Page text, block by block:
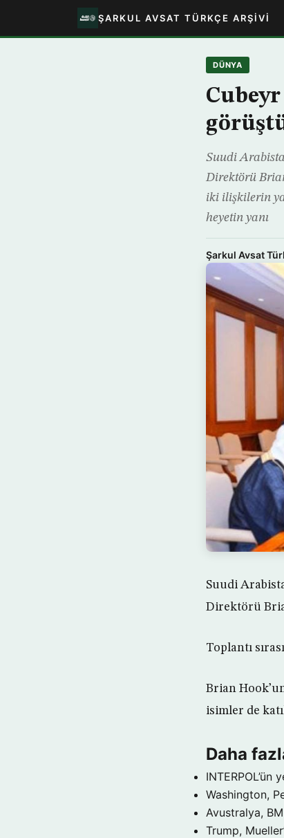
ŞARKUL AVSAT TÜRKÇE ARŞIVI
DÜNYA
Suudi
Direktörü
iki ilişkilerin
heyetin yanı
Şarkul Avsat
Suudi
Direktörü
Toplantı
Brian
isimler de
Daha
INTERPOL’ün
Washington,
Avustralya,
Trump,